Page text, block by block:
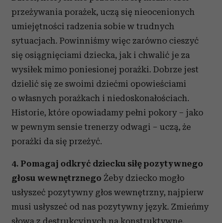
otrzymanymi od Ciebie lub uzyskanymi podczas
korzystania z ich usług.
przeżywania porażek, uczą się nieocenionych
umiejętności radzenia sobie w trudnych
sytuacjach. Powinniśmy więc zarówno cieszyć
się osiągnięciami dziecka, jak i chwalić je za
wysiłek mimo poniesionej porażki. Dobrze jest
dzielić się ze swoimi dziećmi opowieściami
o własnych porażkach i niedoskonałościach.
Historie, które opowiadamy pełni pokory – jako
w pewnym sensie trenerzy odwagi – uczą, że
porażki da się przeżyć.
4. Pomagaj odkryć dziecku siłę pozytywnego
głosu wewnętrznego Żeby dziecko mogło
usłyszeć pozytywny głos wewnętrzny, najpierw
musi usłyszeć od nas pozytywny język. Zmieńmy